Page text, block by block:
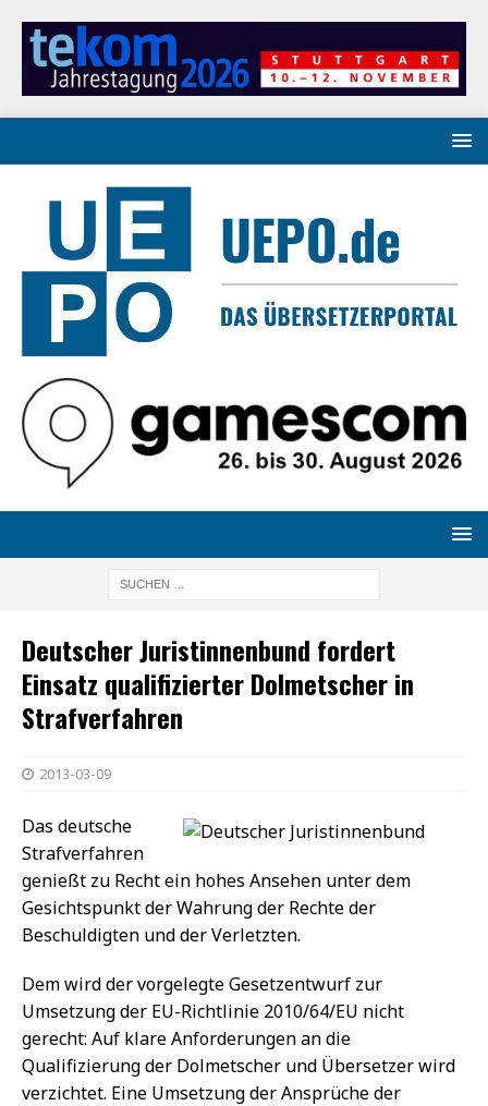
Deutscher Juristinnenbund fordert
Einsatz qualifizierter Dolmetscher in
Strafverfahren
2013-03-09
Das deutsche
Strafverfahren
genießt zu Recht ein hohes Ansehen unter dem
Gesichtspunkt der Wahrung der Rechte der
Beschuldigten und der Verletzten.
Dem wird der vorgelegte Gesetzentwurf zur
Umsetzung der EU-Richtlinie 2010/64/EU nicht
gerecht: Auf klare Anforderungen an die
Qualifizierung der Dolmetscher und Übersetzer wird
verzichtet. Eine Umsetzung der Ansprüche der